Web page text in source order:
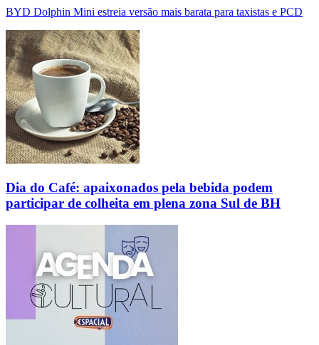
BYD Dolphin Mini estreia versão mais barata para taxistas e PCD
Dia do Café: apaixonados pela bebida podem
participar de colheita em plena zona Sul de BH